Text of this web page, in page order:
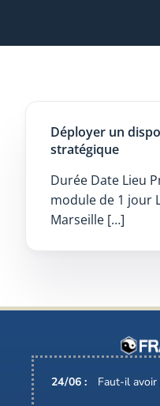
Déployer un
stratégique
Durée Date Lieu
module de 1 jour
Marseille […]
24/06 : Faut-il avoir peur